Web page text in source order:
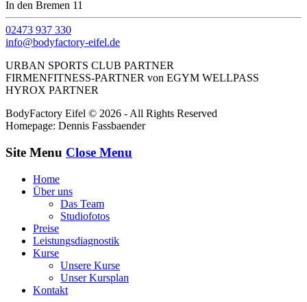
In den Bremen 11
02473 937 330
info@bodyfactory-eifel.de
URBAN SPORTS CLUB PARTNER
FIRMENFITNESS-PARTNER von EGYM WELLPASS
HYROX PARTNER
BodyFactory Eifel © 2026 - All Rights Reserved
Homepage: Dennis Fassbaender
Site Menu Close Menu
Home
Über uns
Das Team
Studiofotos
Preise
Leistungsdiagnostik
Kurse
Unsere Kurse
Unser Kursplan
Kontakt